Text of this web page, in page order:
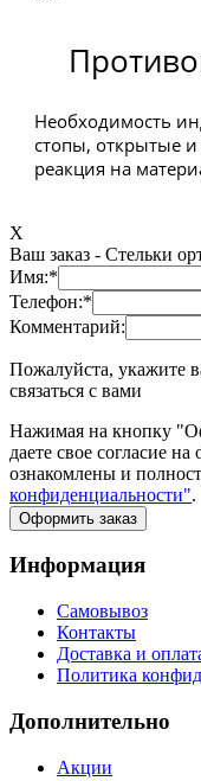
Необходимость
стопы, открытые
реакция на
X
Ваш заказ - Стельки
Имя:*
Телефон:*
Комментарий:
Пожалуйста, укажите
связаться с вами
Нажимая на кнопку
даете свое согласие
ознакомлены и
конфиденциальности".
Оформить заказ
Информация
Самовывоз
Контакты
Доставка и
Политика
Дополнительно
Акции